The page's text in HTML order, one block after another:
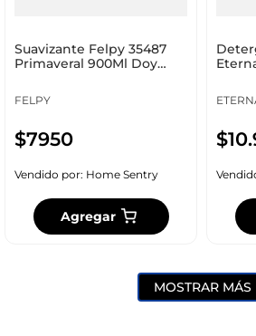
Suavizante Felpy 35487
Primaveral 900Ml Doy
FELPY
$7950
Vendido por: Home Sentry
Agregar
$10.
MOSTRAR MÁS